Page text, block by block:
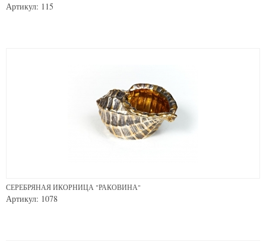
Артикул: 115
СЕРЕБРЯНАЯ ИКОРНИЦА "РАКОВИНА"
Артикул: 1078